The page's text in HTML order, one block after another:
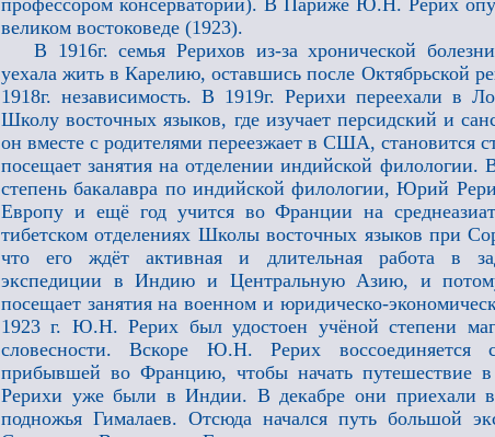
профессором консерватории). В Париже Ю.Н. Рерих
великом востоковеде (1923).
В 1916г. семья Рерихов из-за хронической
уехала жить в Карелию, оставшись после Октябрьской
1918г. независимость. В 1919г. Рерихи переехали в
Школу восточных языков, где изучает персидский и
он вместе с родителями переезжает в США, становится
посещает занятия на отделении индийской филологии.
степень бакалавра по индийской филологии, Юрий
Европу и ещё год учится во Франции на
тибетском отделениях Школы восточных языков при
что его ждёт активная и длительная работа в
экспедиции в Индию и Центральную Азию, и
посещает занятия на военном и юридическо-
1923 г. Ю.Н. Рерих был удостоен учёной степени
словесности. Вскоре Ю.Н. Рерих воссоединяется
прибывшей во Францию, чтобы начать путешествие
Рерихи уже были в Индии. В декабре они приехали
подножья Гималаев. Отсюда начался путь большой